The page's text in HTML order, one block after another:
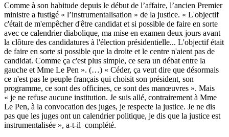
Comme à son habitude depuis le début de l’affaire, l’ancien Premier
ministre a fustigé « l’instrumentalisation » de la justice. « L'objectif
c'était de m'empêcher d'être candidat et si possible de faire en sorte
avec ce calendrier diabolique, ma mise en examen deux jours avant
la clôture des candidatures à l'élection présidentielle... L'objectif était
de faire en sorte si possible que la droite et le centre n'aient pas de
candidat. Comme ça c'est plus simple, ce sera un débat entre la
gauche et Mme Le Pen ». (…) « Céder, ça veut dire que désormais
ce n'est pas le peuple français qui choisit son président, son
programme, ce sont des officines, ce sont des manœuvres ». Mais
« je ne refuse aucune institution. Je suis allé, contrairement à Mme
Le Pen, à la convocation des juges, je respecte la justice. Je ne dis
pas que les juges ont un calendrier politique, je dis que la justice est
instrumentalisée », a-t-il complété.